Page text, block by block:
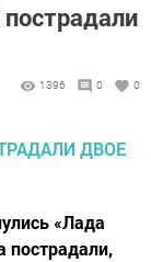
1396 0 0
«Лада
пострадали,